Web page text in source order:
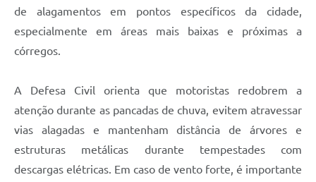
de alagamentos em pontos específicos da cidade,
especialmente em áreas mais baixas e próximas a
córregos.
A Defesa Civil orienta que motoristas redobrem a
atenção durante as pancadas de chuva, evitem atravessar
vias alagadas e mantenham distância de árvores e
estruturas metálicas durante tempestades com
descargas elétricas. Em caso de vento forte, é importante